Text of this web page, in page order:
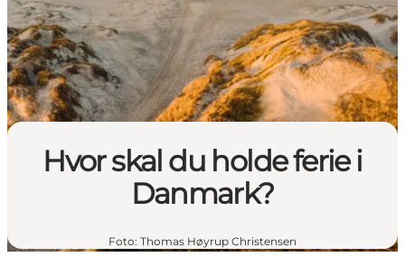
Hvor skal du holde ferie i
Danmark?
Foto: Thomas Høyrup Christensen